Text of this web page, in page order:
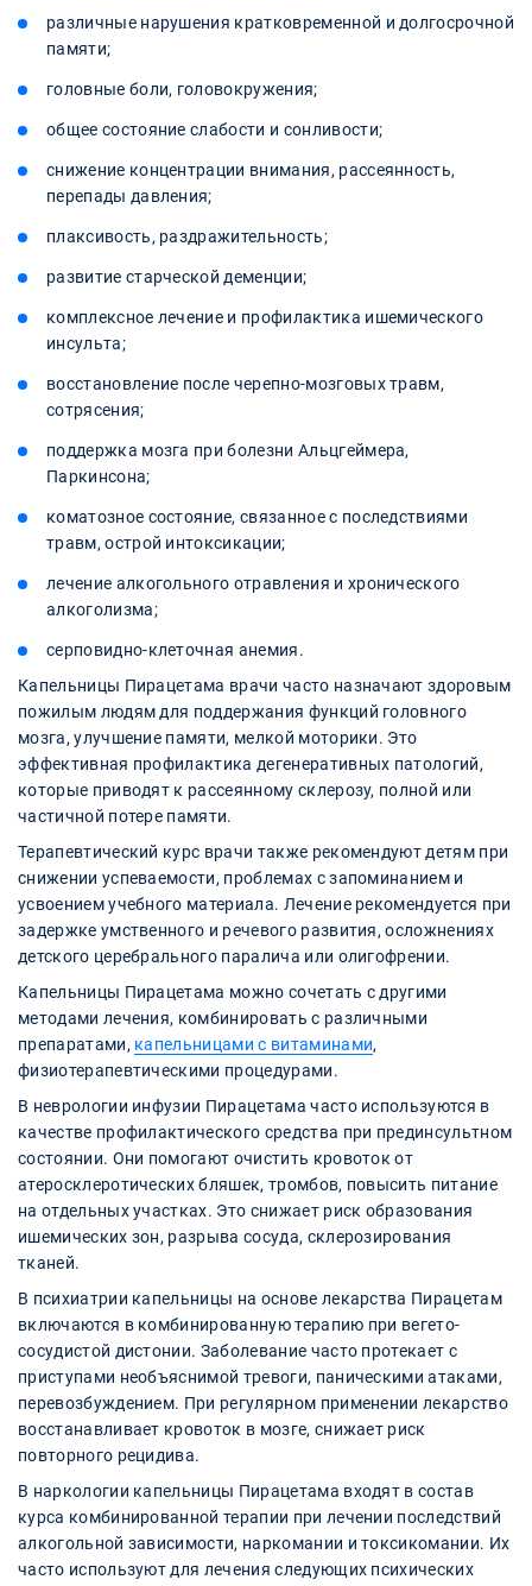
различные нарушения кратковременной и долгосрочной
памяти;
головные боли, головокружения;
общее состояние слабости и сонливости;
снижение концентрации внимания, рассеянность,
перепады давления;
плаксивость, раздражительность;
развитие старческой деменции;
комплексное лечение и профилактика ишемического
инсульта;
восстановление после черепно-мозговых травм,
сотрясения;
поддержка мозга при болезни Альцгеймера,
Паркинсона;
коматозное состояние, связанное с последствиями
травм, острой интоксикации;
лечение алкогольного отравления и хронического
алкоголизма;
серповидно-клеточная анемия.
Капельницы Пирацетама врачи часто назначают здоровым
пожилым людям для поддержания функций головного
мозга, улучшение памяти, мелкой моторики. Это
эффективная профилактика дегенеративных патологий,
которые приводят к рассеянному склерозу, полной или
частичной потере памяти.
Терапевтический курс врачи также рекомендуют детям при
снижении успеваемости, проблемах с запоминанием и
усвоением учебного материала. Лечение рекомендуется при
задержке умственного и речевого развития, осложнениях
детского церебрального паралича или олигофрении.
Капельницы Пирацетама можно сочетать с другими
методами лечения, комбинировать с различными
препаратами, капельницами с витаминами,
физиотерапевтическими процедурами.
В неврологии инфузии Пирацетама часто используются в
качестве профилактического средства при прединсультном
состоянии. Они помогают очистить кровоток от
атеросклеротических бляшек, тромбов, повысить питание
на отдельных участках. Это снижает риск образования
ишемических зон, разрыва сосуда, склерозирования
тканей.
В психиатрии капельницы на основе лекарства Пирацетам
включаются в комбинированную терапию при вегето-
сосудистой дистонии. Заболевание часто протекает с
приступами необъяснимой тревоги, паническими атаками,
перевозбуждением. При регулярном применении лекарство
восстанавливает кровоток в мозге, снижает риск
повторного рецидива.
В наркологии капельницы Пирацетама входят в состав
курса комбинированной терапии при лечении последствий
алкогольной зависимости, наркомании и токсикомании. Их
часто используют для лечения следующих психических